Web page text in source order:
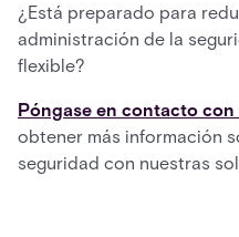
¿Está preparado para
administración de la
flexible?
Póngase en contacto
obtener más información
seguridad con nuestras